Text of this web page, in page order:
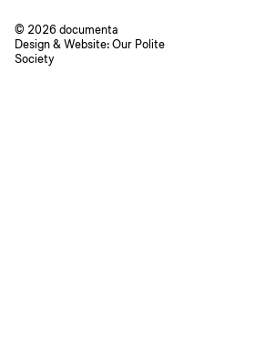
© 2026 documenta
Design & Website:Our Polite
Society